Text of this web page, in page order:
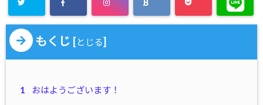
もくじ [とじる]
1 おはようございます！